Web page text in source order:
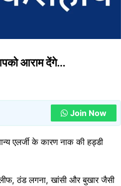
आराम देंगे…
Join Now
एलर्जी के कारण नाक की हड्डी
ठंड लगना, खांसी और बुखार जैसी